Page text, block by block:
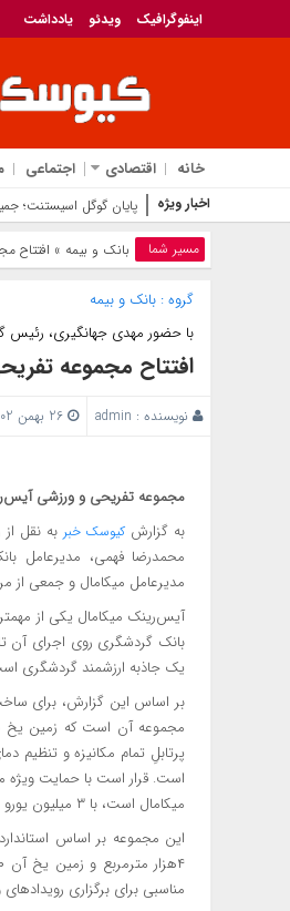
اینفوگرافیک ویدئو یادداشت
خانه اقتصادی اجتماعی
اخبار ویژه پایان گوگل اسیستنت؛
مسیر شما بانک‌ و بیمه » افتتاح
گروه :بانک‌ و بیمه
با حضور مهدی جهانگیری، رئیس
افتتاح مجموعه
نویسنده : admin
مجموعه تفریحی و ورزشی
به گزارش کیوسک خبر به نقل
محمدرضا فهمی، مدیرعامل
مدیرعامل میکامال و جمعی از
آیس‌رینک میکامال یکی از
بانک گردشگری روی اجرای آن
یک جاذبه ارزشمند گردشگری
مجموعه آن است که زمین یخ
پرتابلِ تمام مکانیزه و
است. قرار است با حمایت ویژه
میکامال است، با ۳ میلیون یورو سرمایه ارزی تکمیل شود.
مناسبی برای برگزاری